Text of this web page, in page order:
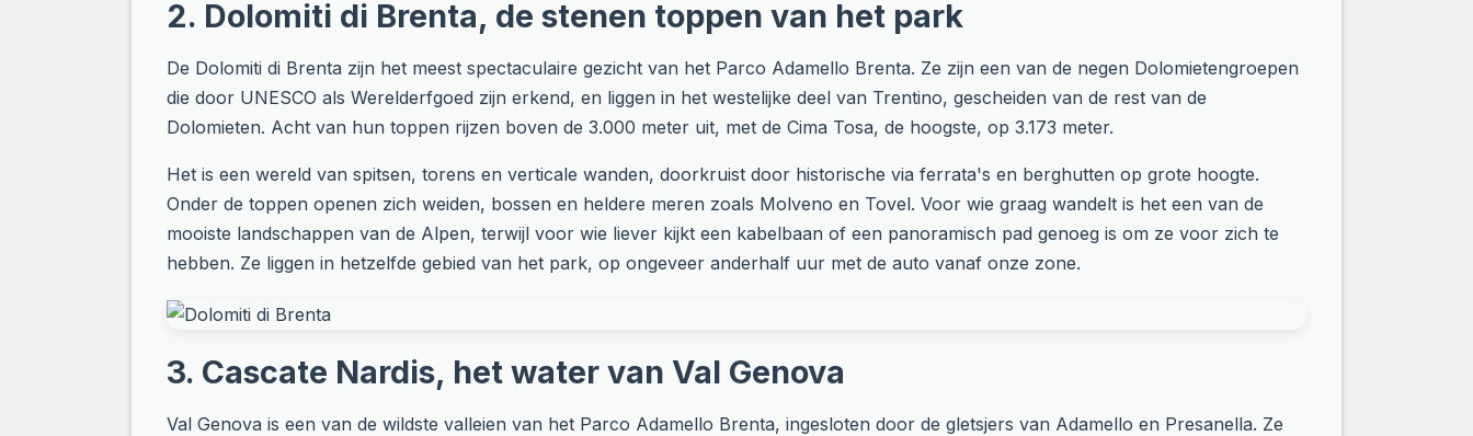
2. Dolomiti di Brenta, de stenen toppen van het park
De Dolomiti di Brenta zijn het meest spectaculaire gezicht van het Parco Adamello Brenta. Ze zijn een van de negen Dolomietengroepen
die door UNESCO als Werelderfgoed zijn erkend, en liggen in het westelijke deel van Trentino, gescheiden van de rest van de
Dolomieten. Acht van hun toppen rijzen boven de 3.000 meter uit, met de Cima Tosa, de hoogste, op 3.173 meter.
Het is een wereld van spitsen, torens en verticale wanden, doorkruist door historische via ferrata's en berghutten op grote hoogte.
Onder de toppen openen zich weiden, bossen en heldere meren zoals Molveno en Tovel. Voor wie graag wandelt is het een van de
mooiste landschappen van de Alpen, terwijl voor wie liever kijkt een kabelbaan of een panoramisch pad genoeg is om ze voor zich te
hebben. Ze liggen in hetzelfde gebied van het park, op ongeveer anderhalf uur met de auto vanaf onze zone.
3. Cascate Nardis, het water van Val Genova
Val Genova is een van de wildste valleien van het Parco Adamello Brenta, ingesloten door de gletsjers van Adamello en Presanella. Ze